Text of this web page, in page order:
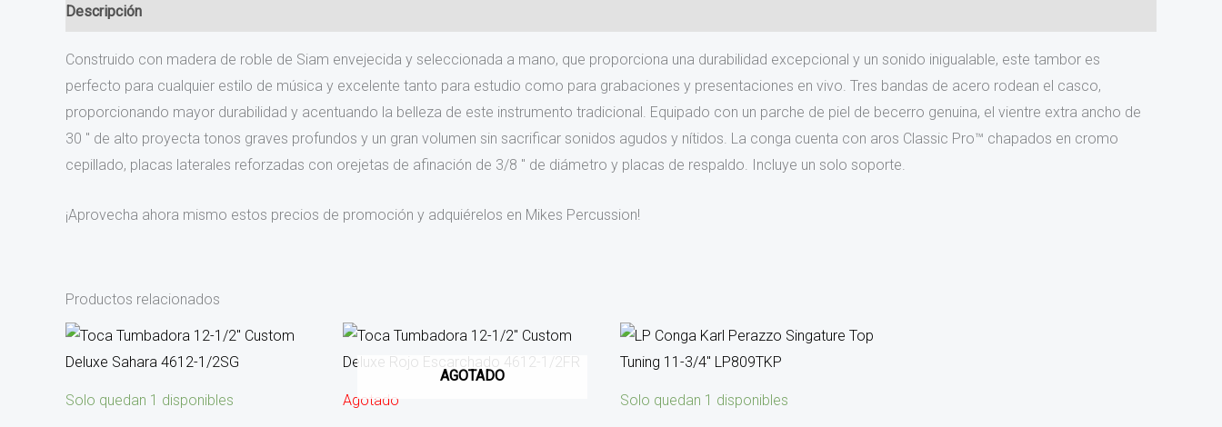
Descripción
Construido con madera de roble de Siam envejecida y seleccionada a mano, que proporciona una durabilidad excepcional y un sonido inigualable, este tambor es
perfecto para cualquier estilo de música y excelente tanto para estudio como para grabaciones y presentaciones en vivo. Tres bandas de acero rodean el casco,
proporcionando mayor durabilidad y acentuando la belleza de este instrumento tradicional. Equipado con un parche de piel de becerro genuina, el vientre extra ancho de
30 ″ de alto proyecta tonos graves profundos y un gran volumen sin sacrificar sonidos agudos y nítidos. La conga cuenta con aros Classic Pro™ chapados en cromo
cepillado, placas laterales reforzadas con orejetas de afinación de 3/8 ″ de diámetro y placas de respaldo. Incluye un solo soporte.
¡Aprovecha ahora mismo estos precios de promoción y adquiérelos en Mikes Percussion!
Productos relacionados
Solo quedan 1 disponibles
AGOTADO
Agotado
Solo quedan 1 disponibles